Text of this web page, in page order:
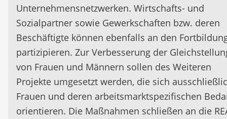
Unternehmensnetzwerken. Wirtschafts- und
Sozialpartner sowie Gewerkschaften bzw. deren
Beschäftigte können ebenfalls an den
partizipieren. Zur Verbesserung der
von Frauen und Männern sollen des Weiteren
Projekte umgesetzt werden, die sich
Frauen und deren arbeitsmarktspezifischen
orientieren. Die Maßnahmen schließen an die